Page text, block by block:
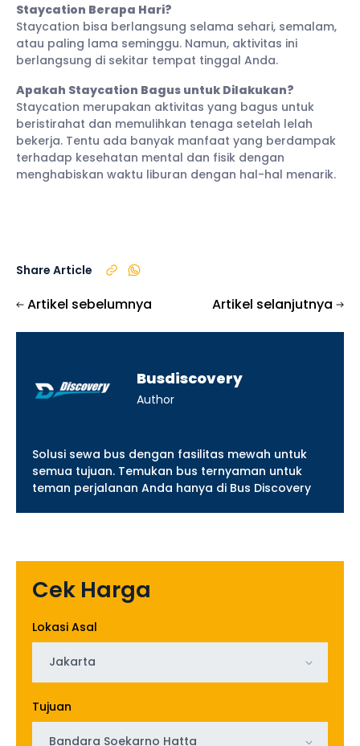
Staycation Berapa Hari?
Staycation bisa berlangsung selama sehari, semalam,
atau paling lama seminggu. Namun, aktivitas ini
berlangsung di sekitar tempat tinggal Anda.
Apakah Staycation Bagus untuk Dilakukan?
Staycation merupakan aktivitas yang bagus untuk
beristirahat dan memulihkan tenaga setelah lelah
bekerja. Tentu ada banyak manfaat yang berdampak
terhadap kesehatan mental dan fisik dengan
menghabiskan waktu liburan dengan hal-hal menarik.
Share Article
Artikel sebelumnya Artikel selanjutnya
Busdiscovery
Author
Solusi sewa bus dengan fasilitas mewah untuk
semua tujuan. Temukan bus ternyaman untuk
teman perjalanan Anda hanya di Bus Discovery
Cek Harga
Lokasi Asal
Jakarta
Tujuan
Bandara Soekarno Hatta